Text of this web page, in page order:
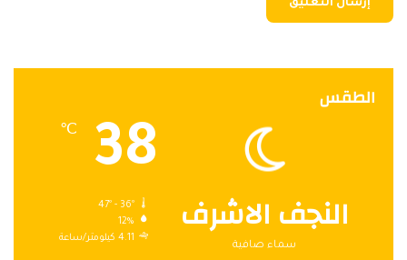
الطقس
النجف الاشرف
سماء صافية
38
℃
47º - 36º
12%
4.11 كيلومتر/ساعة